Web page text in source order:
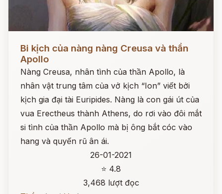
Bi kịch của nàng nàng Creusa và thần
Apollo
Nàng Creusa, nhân tình của thần Apollo, là
nhân vật trung tâm của vở kịch “Ion” viết bởi
kịch gia đại tài Euripides. Nàng là con gái út của
vua Erectheus thành Athens, do rơi vào đôi mắt
si tình của thần Apollo mà bị ông bắt cóc vào
hang và quyến rũ ân ái.
26-01-2021
⭐ 4.8
3,468 lượt đọc